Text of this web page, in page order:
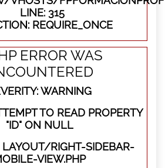
LINE: 315
REQUIRE_ONCE
ERROR WAS
WARNING
TO READ PROPERTY
"ID" ON NULL
LAYOUT/RIGHT-SIDEBAR-
VIEW.PHP